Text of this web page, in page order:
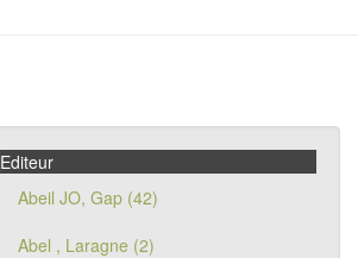
Editeur
Abeil JO, Gap (42)
Abel , Laragne (2)